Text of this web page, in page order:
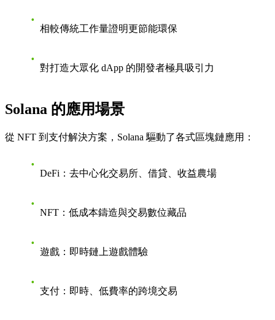
相較傳統工作量證明更節能環保
對打造大眾化 dApp 的開發者極具吸引力
Solana 的應用場景
從 NFT 到支付解決方案，Solana 驅動了各式區塊鏈應用：
DeFi ：去中心化交易所、借貸、收益農場
NFT ：低成本鑄造與交易數位藏品
遊戲 ：即時鏈上遊戲體驗
支付 ：即時、低費率的跨境交易